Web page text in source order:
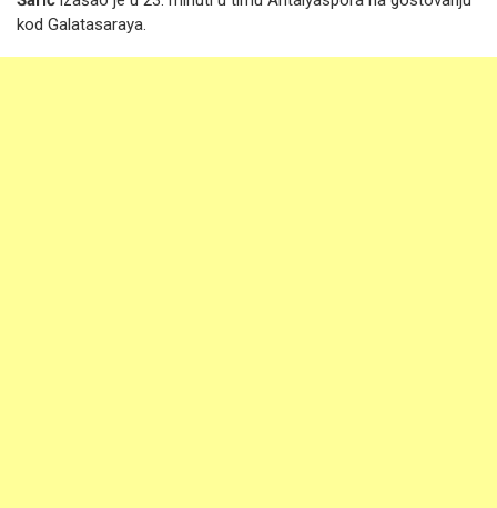
kod Galatasaraya.